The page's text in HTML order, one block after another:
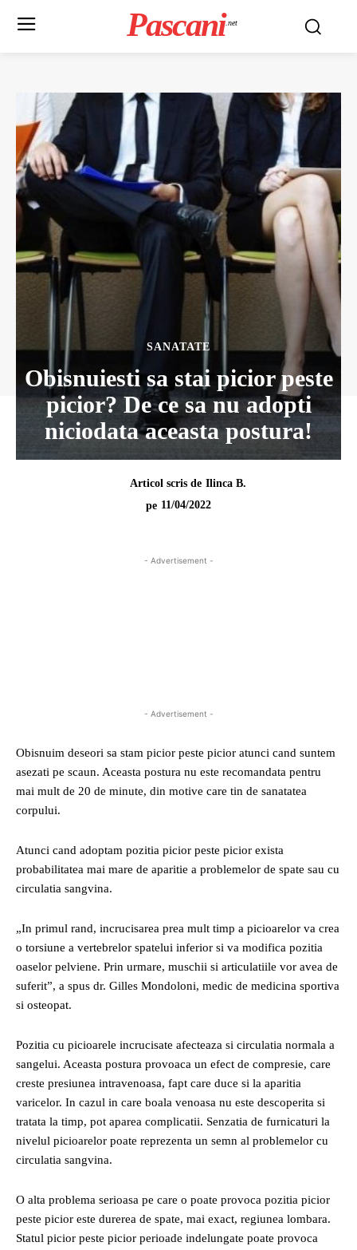
Pascani .net
SANATATE
Obisnuiesti sa stai picior peste
picior? De ce sa nu adopti
niciodata aceasta postura!
Articol scris de Ilinca B.
pe 11/04/2022
- Advertisement -
- Advertisement -
Obisnuim deseori sa stam picior peste picior atunci cand suntem
asezati pe scaun. Aceasta postura nu este recomandata pentru
mai mult de 20 de minute, din motive care tin de sanatatea
corpului.
Atunci cand adoptam pozitia picior peste picior exista
probabilitatea mai mare de aparitie a problemelor de spate sau cu
circulatia sangvina.
„In primul rand, incrucisarea prea mult timp a picioarelor va crea
o torsiune a vertebrelor spatelui inferior si va modifica pozitia
oaselor pelviene. Prin urmare, muschii si articulatiile vor avea de
suferit”, a spus dr. Gilles Mondoloni, medic de medicina sportiva
si osteopat.
Pozitia cu picioarele incrucisate afecteaza si circulatia normala a
sangelui. Aceasta postura provoaca un efect de compresie, care
creste presiunea intravenoasa, fapt care duce si la aparitia
varicelor. In cazul in care boala venoasa nu este descoperita si
tratata la timp, pot aparea complicatii. Senzatia de furnicaturi la
nivelul picioarelor poate reprezenta un semn al problemelor cu
circulatia sangvina.
O alta problema serioasa pe care o poate provoca pozitia picior
peste picior este durerea de spate, mai exact, regiunea lombara.
Statul picior peste picior perioade indelungate poate provoca